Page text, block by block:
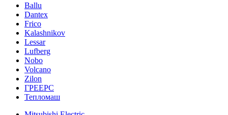
Ballu
Dantex
Frico
Kalashnikov
Lessar
Lufberg
Nobo
Volcano
Zilon
ГРЕЕРС
Тепломаш